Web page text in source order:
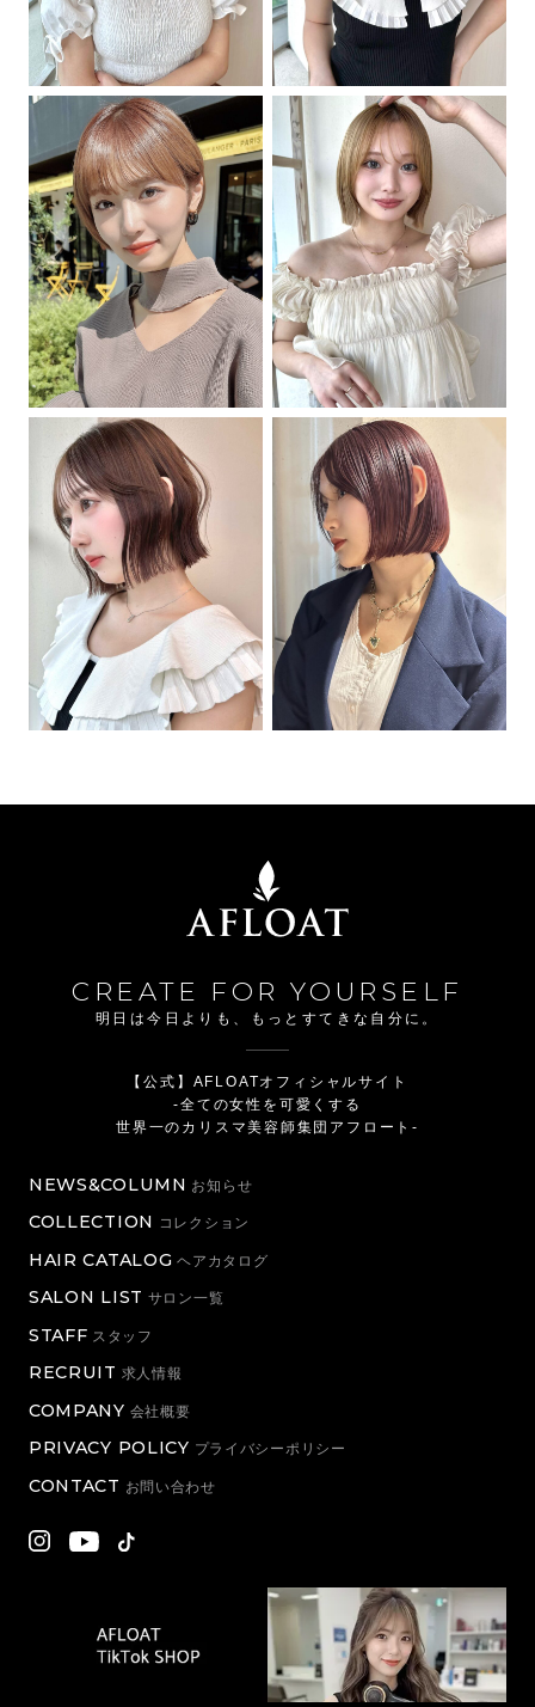
CREATE FOR YOURSELF
明日は今日よりも、もっとすてきな自分に。
【公式】AFLOATオフィシャルサイト
-全ての女性を可愛くする
世界一のカリスマ美容師集団アフロート-
NEWS&COLUMN お知らせ
COLLECTION コレクション
HAIR CATALOG ヘアカタログ
SALON LIST サロン一覧
STAFF スタッフ
RECRUIT 求人情報
COMPANY 会社概要
PRIVACY POLICY プライバシーポリシー
CONTACT お問い合わせ